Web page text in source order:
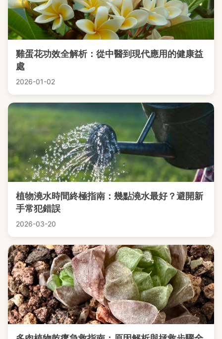
雞蛋花功效全解析：從中醫到現代應用的健康益
處
2026-01-02
植物澆水時間終極指南：幾點澆水最好？避開新
手常犯錯誤
2026-03-20